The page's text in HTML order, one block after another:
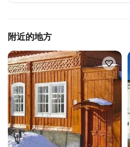
附近的地方